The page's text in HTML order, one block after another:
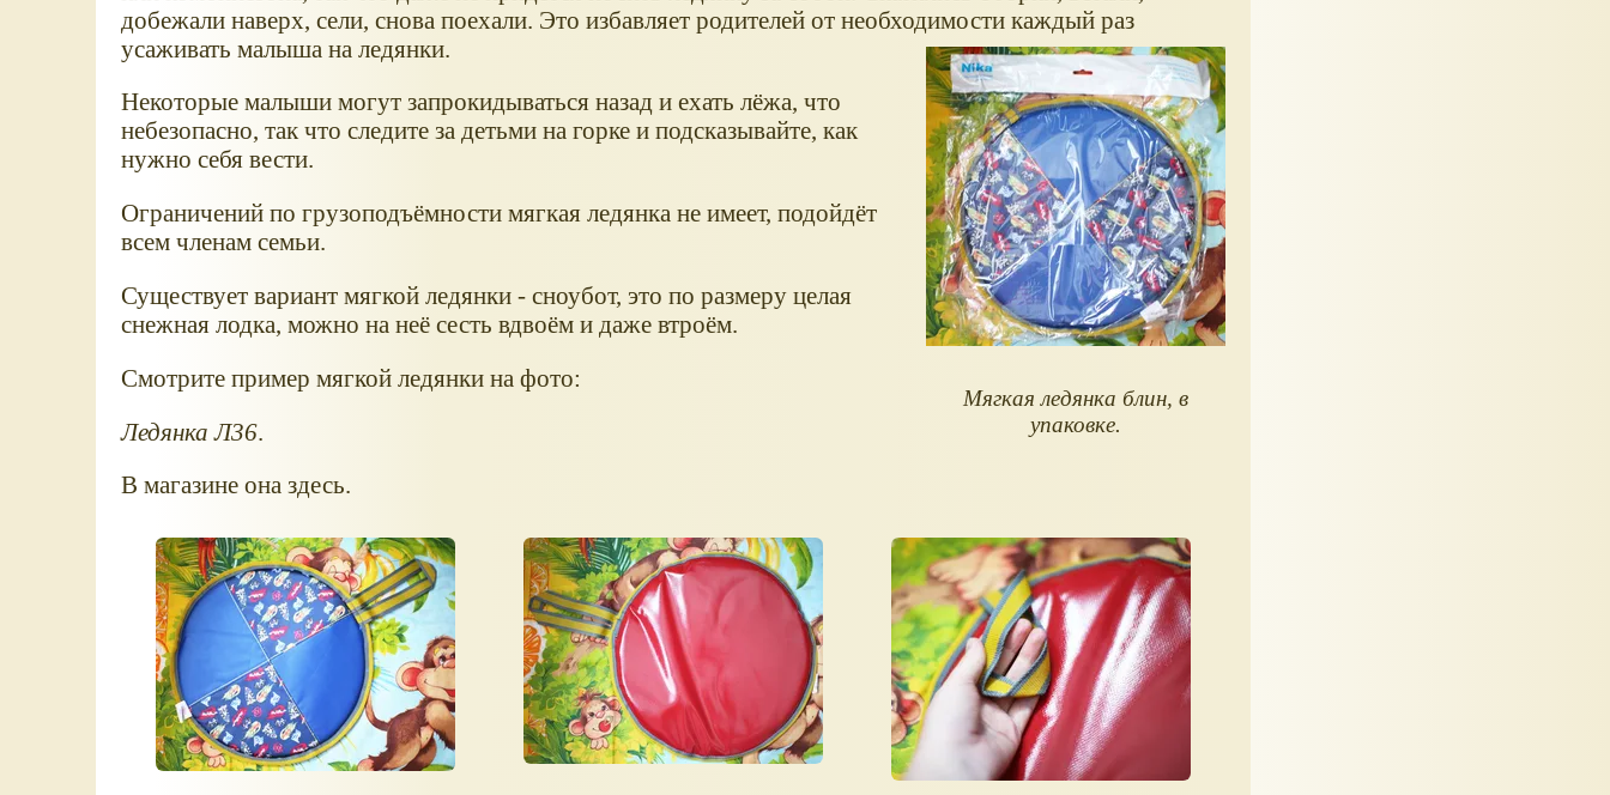
добежали наверх, сели, снова поехали. Это избавляет родителей от необходимости каждый раз
усаживать малыша на ледянки.
Мягкая ледянка блин, в
упаковке.
Некоторые малыши могут запрокидываться назад и ехать лёжа, что
небезопасно, так что следите за детьми на горке и подсказывайте, как
нужно себя вести.
Ограничений по грузоподъёмности мягкая ледянка не имеет, подойдёт
всем членам семьи.
Существует вариант мягкой ледянки - сноубот, это по размеру целая
снежная лодка, можно на неё сесть вдвоём и даже втроём.
Смотрите пример мягкой ледянки на фото:
Ледянка Л36.
В магазине она здесь.